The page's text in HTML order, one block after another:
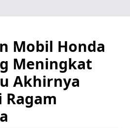
Mobil Honda
Meningkat
Akhirnya